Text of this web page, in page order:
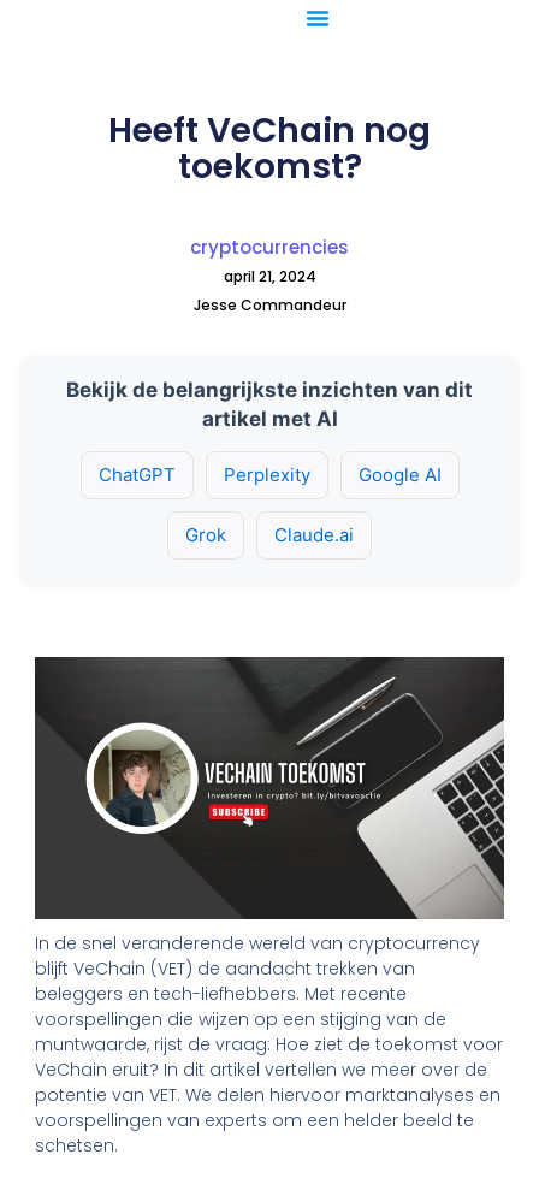
Heeft VeChain nog
toekomst?
cryptocurrencies
april 21, 2024
Jesse Commandeur
Bekijk de belangrijkste inzichten van dit
artikel met AI
ChatGPT Perplexity Google AI
Grok Claude.ai
In de snel veranderende wereld van cryptocurrency
blijft VeChain (VET) de aandacht trekken van
beleggers en tech-liefhebbers. Met recente
voorspellingen die wijzen op een stijging van de
muntwaarde, rijst de vraag: Hoe ziet de toekomst voor
VeChain eruit? In dit artikel vertellen we meer over de
potentie van VET. We delen hiervoor marktanalyses en
voorspellingen van experts om een helder beeld te
schetsen.